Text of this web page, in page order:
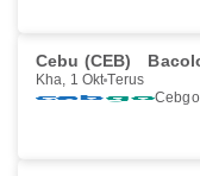
Cebu (CEB)
Kha, 1 Okt Terus
Cebgo